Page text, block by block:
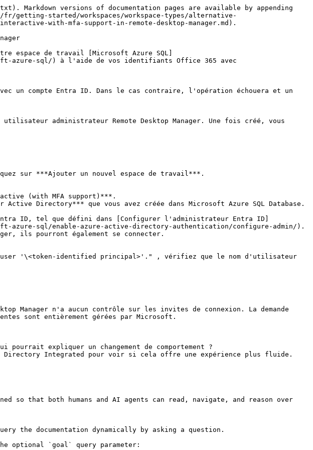
versions of documentation pages are available by appending
getting-started/workspaces/workspace-types/alternative-
with-mfa-support-in-remote-desktop-manager.md).
espace de travail [Microsoft Azure SQL]
azure-sql/) à l'aide de vos identifiants Office 365 avec
un compte Entra ID. Dans le cas contraire, l'opération échouera et un
administrateur Remote Desktop Manager. Une fois créé, vous
sur ***Ajouter un nouvel espace de travail***.
(with MFA support)***.
Directory*** que vous avez créée dans Microsoft Azure SQL Database.
ID, tel que défini dans [Configurer l'administrateur Entra ID]
azure-sql/enable-azure-active-directory-authentication/configure-admin/).
ils pourront également se connecter.
user '\<token-identified principal>'." , vérifiez que le nom d'utilisateur
Manager n'a aucun contrôle sur les invites de connexion. La demande
sont entièrement gérées par Microsoft.
expliquer un changement de comportement ?
Integrated pour voir si cela offre une expérience plus fluide.
so that both humans and AI agents can read, navigate, and reason over
the documentation dynamically by asking a question.
optional `goal` query parameter: